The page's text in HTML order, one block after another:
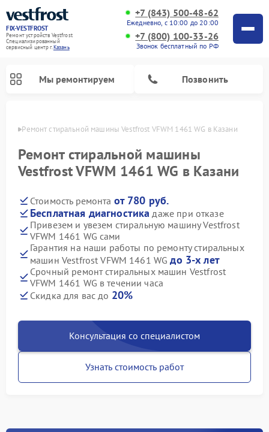
FIX-VESTFROST
Ремонт устройств Vestfrost
Специализированный
cервисный центр г.Казань
+7 (843) 500-48-62
Ежедневно, с 10:00 до 20:00
+7 (800) 100-33-26
Звонок бесплатный по РФ
Мы ремонтируем Позвонить
Ремонт стиральной машины Vestfrost VFWM 1461 WG в Казани
Ремонт стиральной машины
Vestfrost VFWM 1461 WG в Казани
Стоимость ремонта от 780 руб.
Бесплатная диагностика даже при отказе
Привезем и увезем стиральную машину Vestfrost
VFWM 1461 WG сами
Гарантия на наши работы по ремонту стиральных
машин Vestfrost VFWM 1461 WGдо 3-х лет
Срочный ремонт стиральных машин Vestfrost
VFWM 1461 WG в течении часа
Скидка для вас до 20%
Консультация со специалистом
Узнать стоимость работ